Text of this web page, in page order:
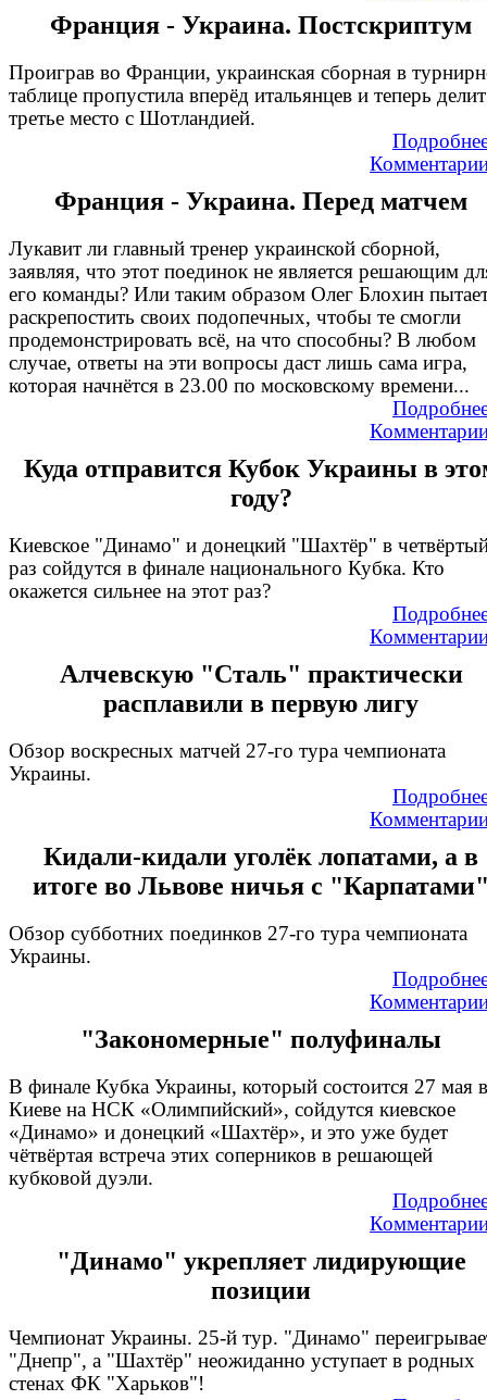
Франция - Украина. Постскриптум
Проиграв во Франции, украинская сборная в
таблице пропустила вперёд итальянцев и теперь делит
третье место с Шотландией.
Франция - Украина. Перед матчем
Лукавит ли главный тренер украинской сборной,
заявляя, что этот поединок не является решающим
его команды? Или таким образом Олег Блохин
раскрепостить своих подопечных, чтобы те смогли
продемонстрировать всё, на что способны? В любом
случае, ответы на эти вопросы даст лишь сама игра,
которая начнётся в 23.00 по московскому времени...
Куда отправится Кубок Украины в
году?
Киевское "Динамо" и донецкий "Шахтёр" в
раз сойдутся в финале национального Кубка. Кто
окажется сильнее на этот раз?
Алчевскую "Сталь" практически
расплавили в первую лигу
Обзор воскресных матчей 27-го тура чемпионата
Украины.
Кидали-кидали уголёк лопатами, а в
итоге во Львове ничья с
Обзор субботних поединков 27-го тура чемпионата
Украины.
"Закономерные" полуфиналы
В финале Кубка Украины, который состоится 27 мая в
Киеве на НСК «Олимпийский», сойдутся киевское
«Динамо» и донецкий «Шахтёр», и это уже будет
чётвёртая встреча этих соперников в решающей
кубковой дуэли.
"Динамо" укрепляет лидирующие
позиции
Чемпионат Украины. 25-й тур. "Динамо"
"Днепр", а "Шахтёр" неожиданно уступает в родных
стенах ФК "Харьков"!